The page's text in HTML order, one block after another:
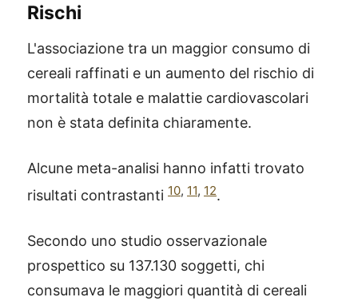
Rischi
L'associazione tra un maggior consumo di
cereali raffinati e un aumento del rischio di
mortalità totale e malattie cardiovascolari
non è stata definita chiaramente.
Alcune meta-analisi hanno infatti trovato
risultati contrastanti 10, 11, 12.
Secondo uno studio osservazionale
prospettico su 137.130 soggetti, chi
consumava le maggiori quantità di cereali